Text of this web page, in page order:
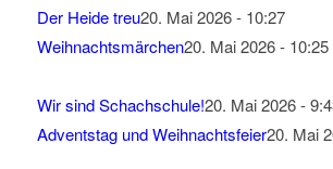
Der Heide treu20. Mai 2026 - 10:27
Weihnachtsmärchen20. Mai 2026 - 10:25
Wir sind Schachschule!20. Mai 2026 -
Adventstag und Weihnachtsfeier20. Mai